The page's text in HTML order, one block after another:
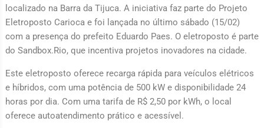
localizado na Barra da Tijuca. A iniciativa faz parte do Projeto
Eletroposto Carioca e foi lançada no último sábado (15/02)
com a presença do prefeito Eduardo Paes. O eletroposto é parte
do Sandbox.Rio, que incentiva projetos inovadores na cidade.
Este eletroposto oferece recarga rápida para veículos elétricos
e híbridos, com uma potência de 500 kW e disponibilidade 24
horas por dia. Com uma tarifa de R$ 2,50 por kWh, o local
oferece autoatendimento prático e acessível.